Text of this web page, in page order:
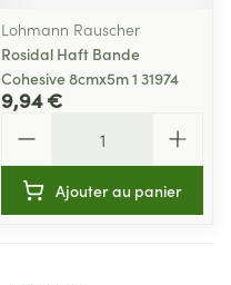
Lohmann Rauscher
Rosidal Haft Bande
Cohesive 8cmx5m 1 31974
9,94 €
Ajouter au panier